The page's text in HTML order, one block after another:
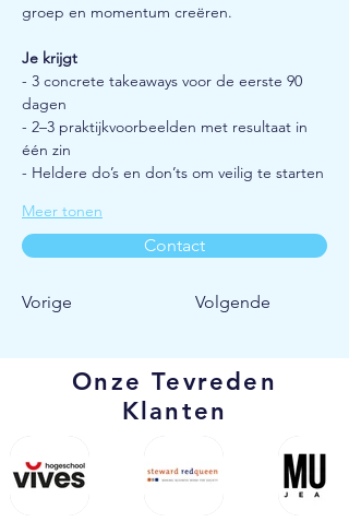
groep en momentum creëren.
Je krijgt
- 3 concrete takeaways voor de eerste 90
dagen
- 2–3 praktijkvoorbeelden met resultaat in
één zin
- Heldere do’s en don’ts om veilig te starten
Meer tonen
Contact
Vorige Volgende
Onze Tevreden
Klanten